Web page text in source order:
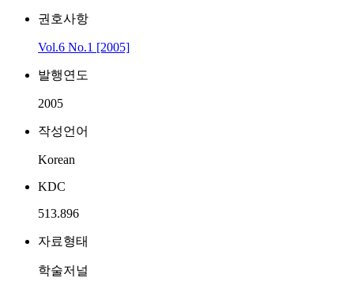
권호사항
Vol.6 No.1 [2005]
발행연도
2005
작성언어
Korean
KDC
513.896
자료형태
학술저널